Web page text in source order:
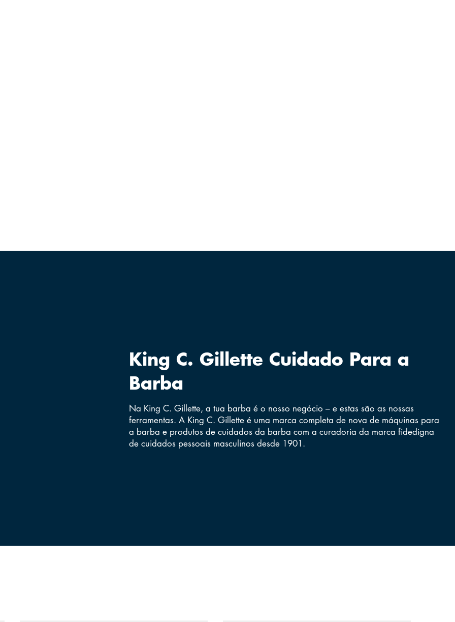
King C. Gillette Cuidado Para a
Barba
Na King C. Gillette, a tua barba é o nosso negócio – e estas são as nossas
ferramentas. A King C. Gillette é uma marca completa de nova de máquinas para
a barba e produtos de cuidados da barba com a curadoria da marca fidedigna
de cuidados pessoais masculinos desde 1901.